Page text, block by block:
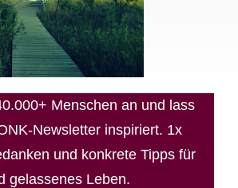
Menschen an und lass
Newsletter inspiriert. 1x
und konkrete Tipps für
gelassenes Leben.